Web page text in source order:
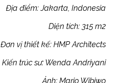
Địa điểm: Jakarta, Indonesia
Diện tích: 315 m2
Đơn vị thiết kế: HMP Architects
Kiến trúc sư: Wenda Andriyani
Ảnh: Mario Wibiwo